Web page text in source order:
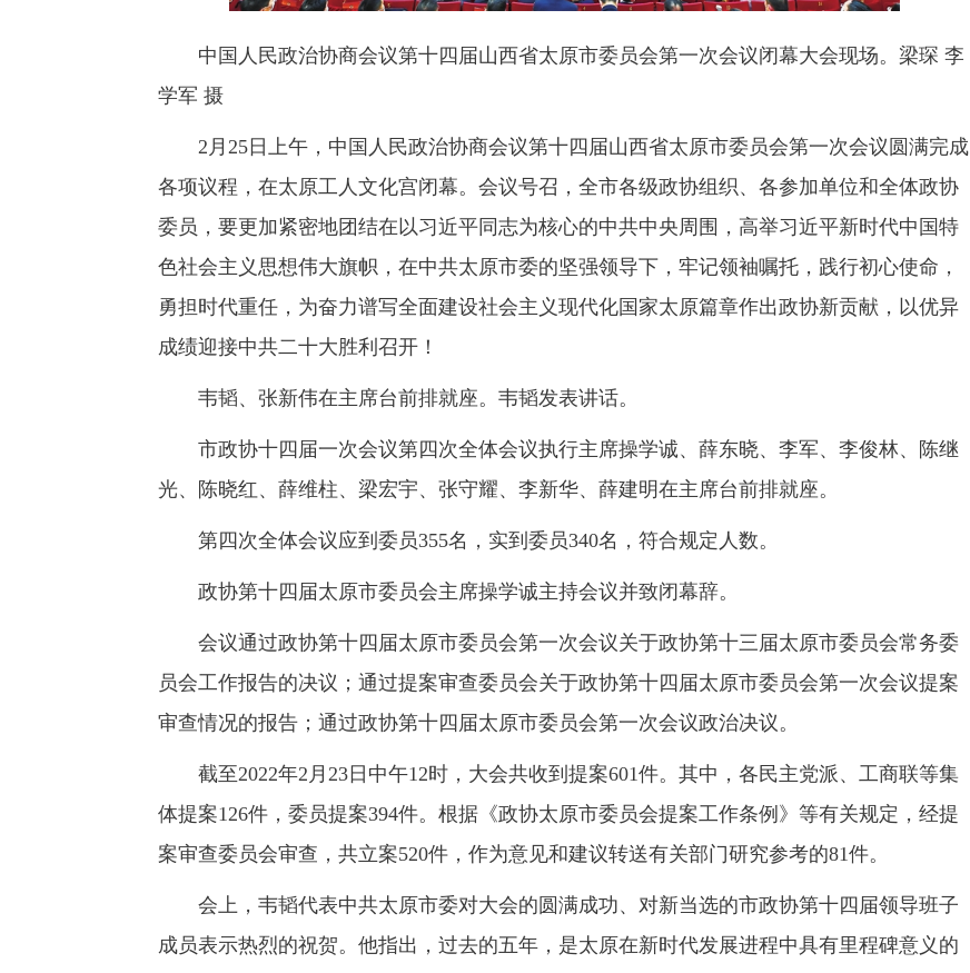
中国人民政治协商会议第十四届山西省太原市委员会第一次会议闭幕大会现场。梁琛 李
学军 摄
2月25日上午，中国人民政治协商会议第十四届山西省太原市委员会第一次会议圆满完成
各项议程，在太原工人文化宫闭幕。会议号召，全市各级政协组织、各参加单位和全体政协
委员，要更加紧密地团结在以习近平同志为核心的中共中央周围，高举习近平新时代中国特
色社会主义思想伟大旗帜，在中共太原市委的坚强领导下，牢记领袖嘱托，践行初心使命，
勇担时代重任，为奋力谱写全面建设社会主义现代化国家太原篇章作出政协新贡献，以优异
成绩迎接中共二十大胜利召开！
韦韬、张新伟在主席台前排就座。韦韬发表讲话。
市政协十四届一次会议第四次全体会议执行主席操学诚、薛东晓、李军、李俊林、陈继
光、陈晓红、薛维柱、梁宏宇、张守耀、李新华、薛建明在主席台前排就座。
第四次全体会议应到委员355名，实到委员340名，符合规定人数。
政协第十四届太原市委员会主席操学诚主持会议并致闭幕辞。
会议通过政协第十四届太原市委员会第一次会议关于政协第十三届太原市委员会常务委
员会工作报告的决议；通过提案审查委员会关于政协第十四届太原市委员会第一次会议提案
审查情况的报告；通过政协第十四届太原市委员会第一次会议政治决议。
截至2022年2月23日中午12时，大会共收到提案601件。其中，各民主党派、工商联等集
体提案126件，委员提案394件。根据《政协太原市委员会提案工作条例》等有关规定，经提
案审查委员会审查，共立案520件，作为意见和建议转送有关部门研究参考的81件。
会上，韦韬代表中共太原市委对大会的圆满成功、对新当选的市政协第十四届领导班子
成员表示热烈的祝贺。他指出，过去的五年，是太原在新时代发展进程中具有里程碑意义的